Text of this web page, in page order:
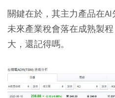
關鍵在於，其主力產品在AI
未來產業稅會落在成熟製
大，還記得嗎。